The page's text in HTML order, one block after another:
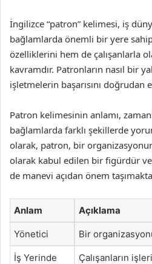
İngilizce “patron” kelimesi, iş
bağlamlarda önemli bir yere
özelliklerini hem de çalışanlarla
kavramdır. Patronların nasıl bir
işletmelerin başarısını
Patron kelimesinin anlamı,
bağlamlarda farklı şekillerde
olarak, patron, bir
olarak kabul edilen bir figürdür
de manevi açıdan önem
Anlam Açıklama
Yönetici Bir
İş Yerinde
Çalışanların